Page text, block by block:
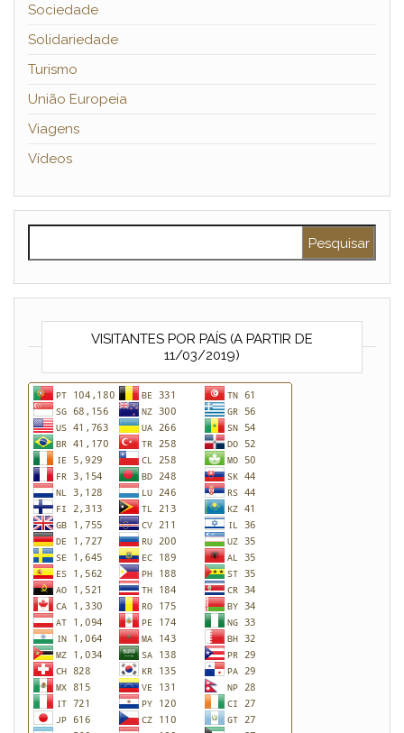
Sociedade
Solidariedade
Turismo
União Europeia
Viagens
Vídeos
VISITANTES POR PAÍS (A PARTIR DE
11/03/2019)